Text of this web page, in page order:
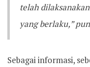
telah
yang berlaku,”
Sebagai informasi,